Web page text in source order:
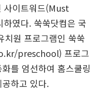
사이트워드(Must
였다. 쑥쑥닷컴은 국
치원 프로그램인 쑥쑥
preschool) 프로그
를 엄선하여 홈스쿨링
하고 있다.